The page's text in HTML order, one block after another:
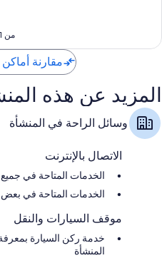
من 2026/08/11 إلى 2026/08/12
مقارنة أماكن
المزيد عن هذه
وسائل الراحة في المنشأة
الاتصال بالإنترنت
الخدمات المتاحة في
الخدمات المتاحة في بعض
موقف السيارات والنقل
خدمة ركن السيارة
المنشأة